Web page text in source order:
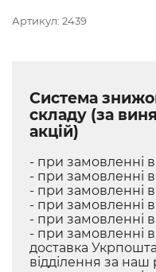
Артикул: 2439
Система
складу (за
акцій)
- при замовленні
- при замовленні
- при замовленні
- при замовленні
- при замовленні
- при замовленні
доставка
відділення за наш